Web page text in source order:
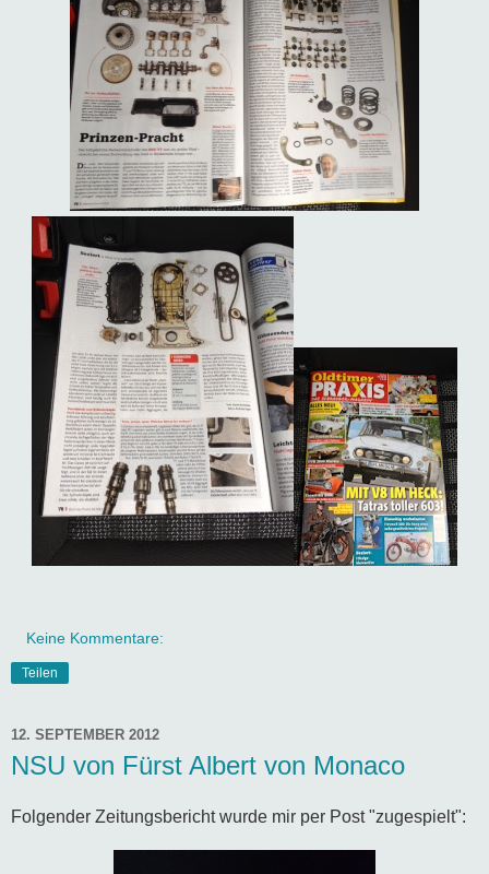
Keine Kommentare:
Teilen
12. SEPTEMBER 2012
NSU von Fürst Albert von Monaco
Folgender Zeitungsbericht wurde mir per Post "zugespielt":